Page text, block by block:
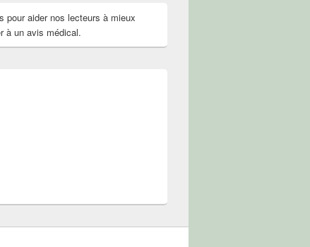
pour aider nos lecteurs à mieux
à un avis médical.